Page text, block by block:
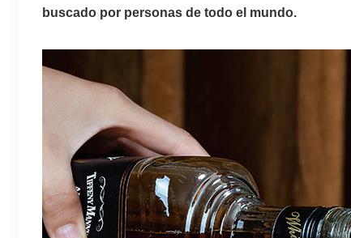
buscado por personas de todo el mundo.